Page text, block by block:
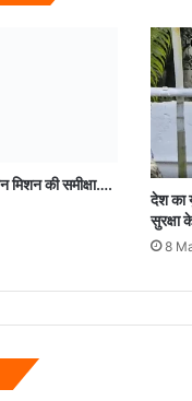
देश का
सुरक्षा
8